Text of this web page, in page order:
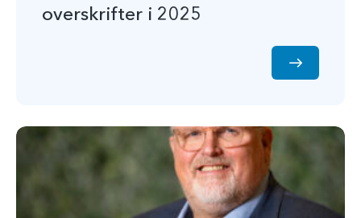
overskrifter i 2025